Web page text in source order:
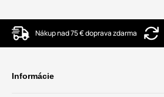
Nákup nad 75 € doprava zdarma
Informácie